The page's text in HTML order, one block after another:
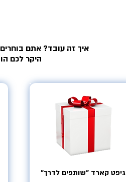
איך זה עובד? אתם
היקר לכם
גיפט קארד "שותפים לדרך"